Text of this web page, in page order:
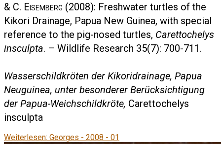
& C. Eisemberg (2008): Freshwater turtles of the
Kikori Drainage, Papua New Guinea, with special
reference to the pig-nosed turtles, Carettochelys
insculpta. – Wildlife Research 35(7): 700-711.
Wasserschildkröten der Kikoridrainage, Papua
Neuguinea, unter besonderer Berücksichtigung
der Papua-Weichschildkröte, Carettochelys
insculpta
Weiterlesen: Georges - 2008 - 01